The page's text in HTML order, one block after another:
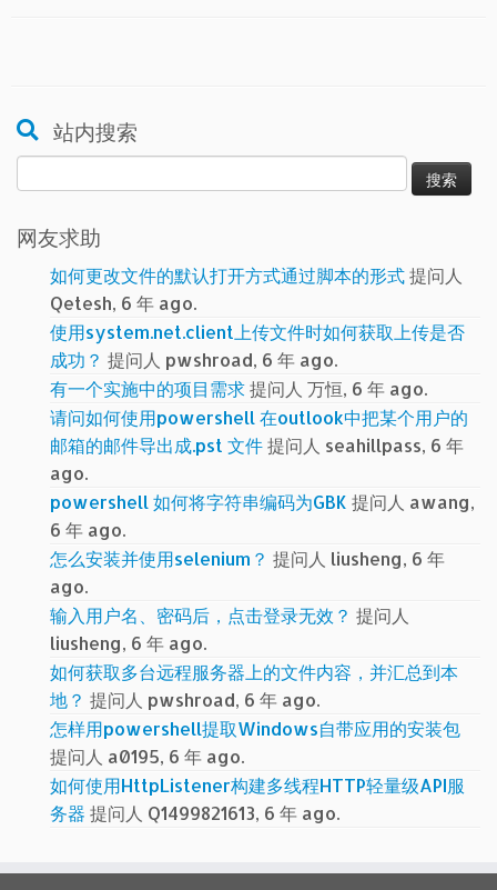
站内搜索
索：
网友求助
如何更改文件的默认打开方式通过脚本的形式提问人
Qetesh, 6 年 ago.
使用system.net.client上传文件时如何获取上传是否
成功？ 提问人 pwshroad, 6 年 ago.
有一个实施中的项目需求提问人 万恒, 6 年 ago.
请问如何使用powershell 在outlook中把某个用户的
邮箱的邮件导出成.pst 文件提问人 seahillpass, 6 年
ago.
powershell 如何将字符串编码为GBK 提问人 awang,
6 年 ago.
怎么安装并使用selenium？ 提问人 liusheng, 6 年
ago.
输入用户名、密码后，点击登录无效？ 提问人
liusheng, 6 年 ago.
如何获取多台远程服务器上的文件内容，并汇总到本
地？ 提问人 pwshroad, 6 年 ago.
怎样用powershell提取Windows自带应用的安装包
提问人 a0195, 6 年 ago.
如何使用HttpListener构建多线程HTTP轻量级API服
务器 提问人 Q1499821613, 6 年 ago.